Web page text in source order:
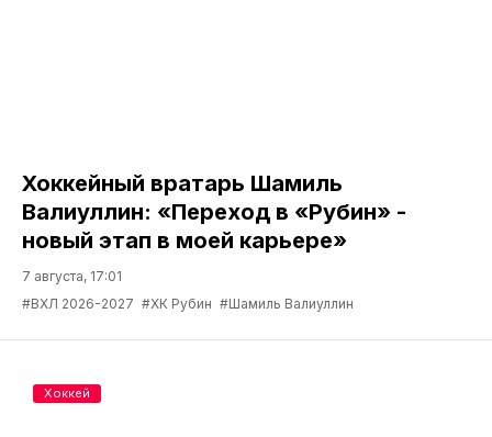
Хоккейный вратарь Шамиль
Валиуллин: «Переход в «Рубин» -
новый этап в моей карьере»
7 августа, 17:01
#ВХЛ 2026-2027 #ХК Рубин #Шамиль Валиуллин
Хоккей